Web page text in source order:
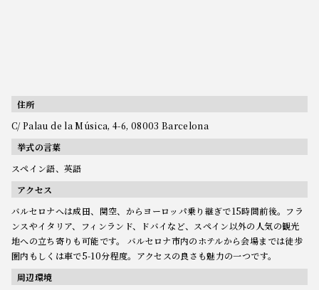
住所
C/ Palau de la Música, 4-6, 08003 Barcelona
挙式の言葉
スペイン語、英語
アクセス
バルセロナへは成田、関空、からヨーロッパ乗り継ぎで15時間前後。フラ
ンスやイタリア、フィンランド、ドバイなど、スペイン以外の人気の観光
地への立ち寄りも可能です。 バルセロナ市内のホテルから会場までは徒歩
圏内もしくは車で5-10分程度。アクセスの良さも魅力の一つです。
周辺環境